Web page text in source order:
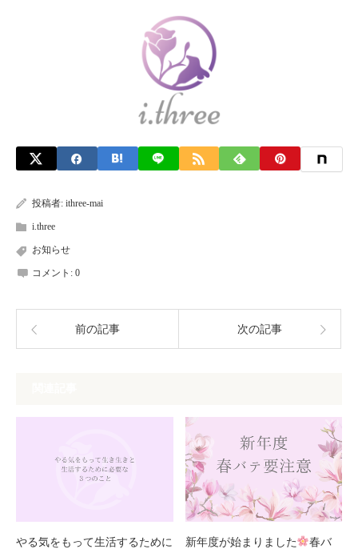
投稿者: ithree-mai
i.three
お知らせ
コメント: 0
前の記事 次の記事
やる気をもって生活するために
新年度が始まりました
春バ